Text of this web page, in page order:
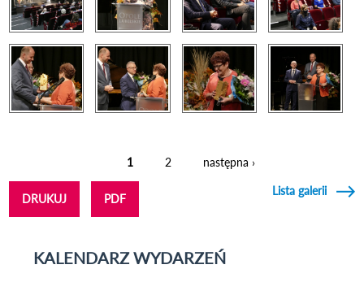
Strony
1 2 następna ›
DRUKUJ PDF
Lista galerii
KALENDARZ WYDARZEŃ